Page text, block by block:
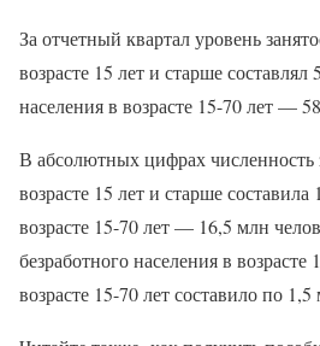
За отчетный квартал уровень
возрасте 15 лет и старше составлял
населения в возрасте 15-70 лет —
В абсолютных цифрах численность
возрасте 15 лет и старше
возрасте 15-70 лет — 16,5 млн
безработного населения в возрасте
возрасте 15-70 лет составило по